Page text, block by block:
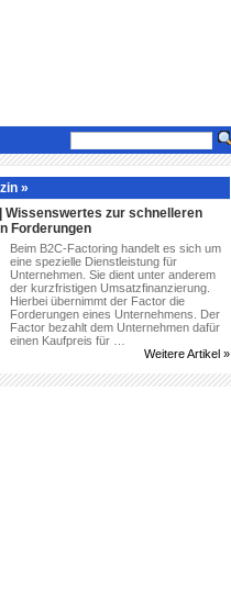
»
Wissenswertes zur schnelleren
Forderungen
Beim B2C-Factoring handelt es sich um
eine spezielle Dienstleistung für
Unternehmen. Sie dient unter anderem
der kurzfristigen Umsatzfinanzierung.
Hierbei übernimmt der Factor die
Forderungen eines Unternehmens. Der
Factor bezahlt dem Unternehmen dafür
einen Kaufpreis für …
Weitere Artikel »